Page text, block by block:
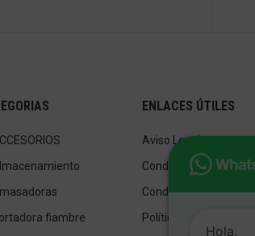
fiambre
ENLACES ÚTILES
Aviso Legal
Condiciones de Venta
Condiciones de Uso
Política de privacidad
Hola,